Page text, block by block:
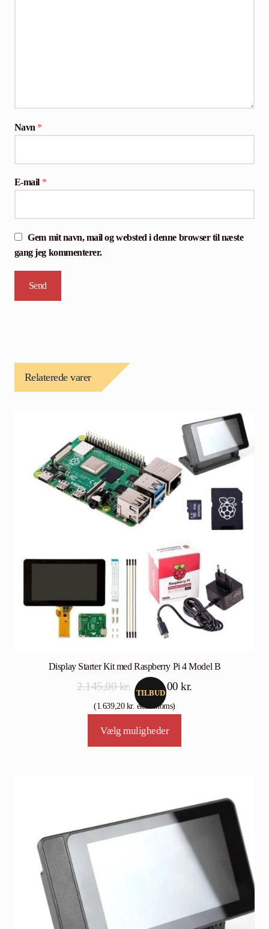
Navn *
E-mail *
Gem mit navn, mail og websted i denne browser til næste
gang jeg kommenterer.
Relaterede varer
Display Starter Kit med Raspberry Pi 4 Model B
TILBUD
2.145,00kr.
Den
oprindelige
2.049,00kr.Den
(1.639,20kr. eksl. moms)
Vælg muligheder